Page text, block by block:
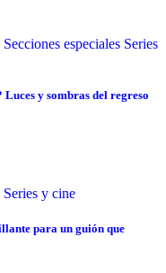
Secciones especiales Series
y sombras del regreso
Series y cine
para un guión que